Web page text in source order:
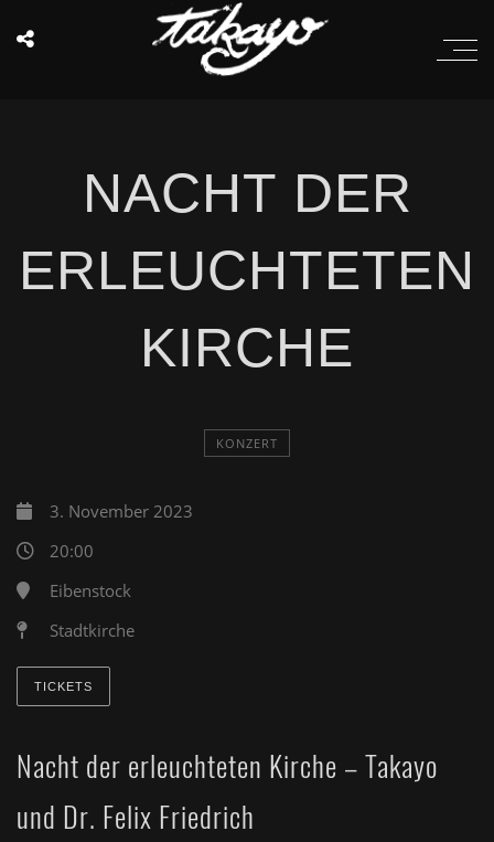
NACHT DER
ERLEUCHTETEN
KIRCHE
KONZERT
3. November 2023
20:00
Eibenstock
Stadtkirche
TICKETS
Nacht der erleuchteten Kirche – Takayo
und Dr. Felix Friedrich